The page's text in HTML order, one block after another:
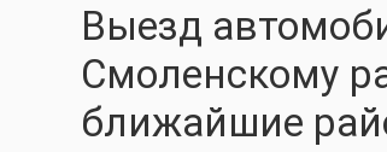
Выезд
Смоленскому
ближайшие